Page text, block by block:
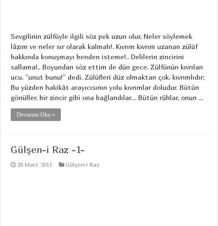
Sevgilinin zülfüyle ilgili söz pek uzun olur, Neler söylemek
lâzım ve neler sır olarak kalmalı!. Kıvrım kıvrım uzanan zülüf
hakkında konuşmayı benden isteme!.. Delilerin zincirini
sallama!.. Boyundan söz ettim de dün gece, Zülfünün kıvrılan
ucu, “unut bunu!” dedi. Zülüfleri düz olmaktan çok, kıvrımlıdır;
Bu yüzden hakikât arayıcısının yolu kıvrımlar doludur. Bütün
gönüller, bir zincir gibi ona bağlandılar… Bütün rûhlar, onun ...
Devamını Oku »
Gülşen-i Raz -1-
29 Mart 2011 Gülşen-i Raz